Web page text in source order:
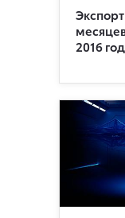
2016